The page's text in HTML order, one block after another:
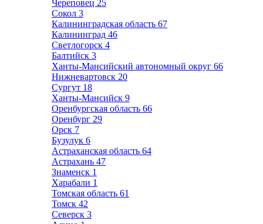
Череповец 25
Сокол 3
Калининградская область 67
Калининград 46
Светлогорск 4
Балтийск 3
Ханты-Мансийский автономный округ 66
Нижневартовск 20
Сургут 18
Ханты-Мансийск 9
Оренбургская область 66
Оренбург 29
Орск 7
Бузулук 6
Астраханская область 64
Астрахань 47
Знаменск 1
Харабали 1
Томская область 61
Томск 42
Северск 3